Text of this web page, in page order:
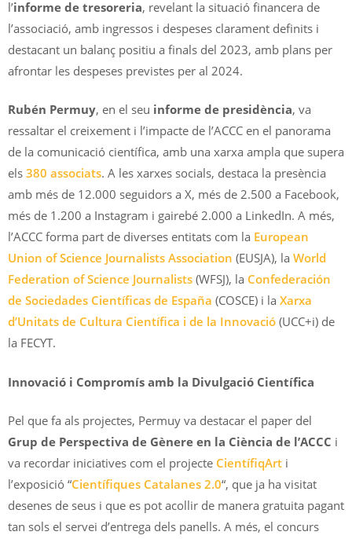
l’informe de tresoreria, revelant la situació financera de
l’associació, amb ingressos i despeses clarament definits i
destacant un balanç positiu a finals del 2023, amb plans per
afrontar les despeses previstes per al 2024.
Rubén Permuy, en el seu informe de presidència, va
ressaltar el creixement i l’impacte de l’ACCC en el panorama
de la comunicació científica, amb una xarxa ampla que supera
els 380 associats. A les xarxes socials, destaca la presència
amb més de 12.000 seguidors a X, més de 2.500 a Facebook,
més de 1.200 a Instagram i gairebé 2.000 a LinkedIn. A més,
l’ACCC forma part de diverses entitats com la European
Union of Science Journalists Association (EUSJA), la World
Federation of Science Journalists (WFSJ), la Confederación
de Sociedades Científicas de España (COSCE) i la Xarxa
d’Unitats de Cultura Científica i de la Innovació (UCC+i) de
la FECYT.
Innovació i Compromís amb la Divulgació Científica
Pel que fa als projectes, Permuy va destacar el paper del
Grup de Perspectiva de Gènere en la Ciència de l’ACCC i
va recordar iniciatives com el projecte CientífiqArt i
l’exposició “Científiques Catalanes 2.0“, que ja ha visitat
desenes de seus i que es pot acollir de manera gratuita pagant
tan sols el servei d’entrega dels panells. A més, el concurs